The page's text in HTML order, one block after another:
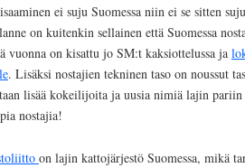
ei suju Suomessa niin ei se sitten
on kuitenkin sellainen että Suomessa
vuonna on kisattu jo SM:t kaksiottelussa ja
. Lisäksi nostajien tekninen taso on noussut
lisää kokeilijoita ja uusia nimiä lajin pariin
nostajia!
on lajin kattojärjestö Suomessa, mikä